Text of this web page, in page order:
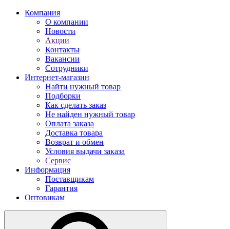
Компания
О компании
Новости
Акции
Контакты
Вакансии
Сотрудники
Интернет-магазин
Найти нужный товар
Подборки
Как сделать заказ
Не найден нужный товар
Оплата заказа
Доставка товара
Возврат и обмен
Условия выдачи заказа
Сервис
Информация
Поставщикам
Гарантия
Оптовикам